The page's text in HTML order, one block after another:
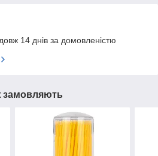
14 днів за домовленістю
замовляють